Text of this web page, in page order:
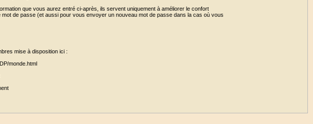
que vous aurez entré ci-après, ils servent uniquement à améliorer le confort
de passe (et aussi pour vous envoyer un nouveau mot de passe dans la cas où vous
mise à disposition ici :
monde.html